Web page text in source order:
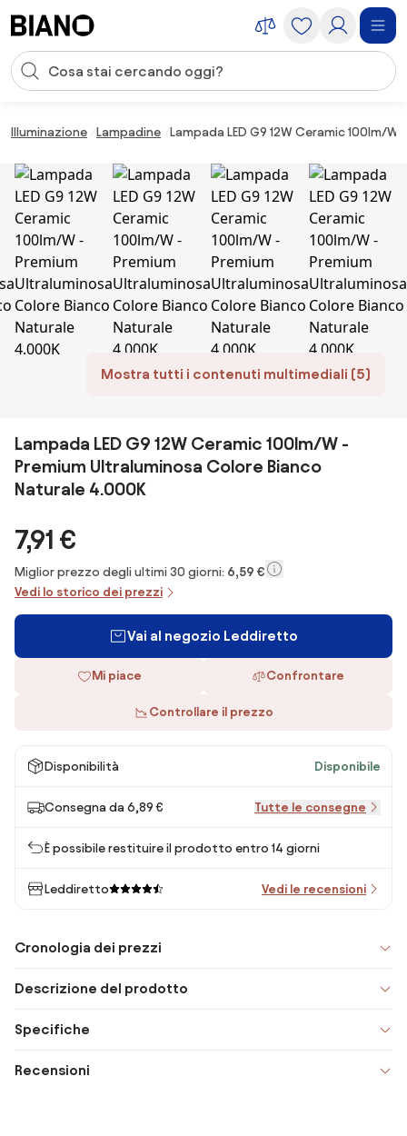
Input della ricerca
Illuminazione Lampadine Lampada LED G9 12W Ceramic 100lm/
Mostra tutti i contenuti multimediali (5)
Lampada LED G9 12W Ceramic 100lm/W -
Premium Ultraluminosa Colore Bianco
Naturale 4.000K
7,91 €
Miglior prezzo degli ultimi 30 giorni: 6,59 €
Vedi lo storico dei prezzi
Vai al negozio Leddiretto
Mi piace Confrontare
Controllare il prezzo
Disponibilità Disponibile
Consegna da 6,89 € Tutte le consegne
È possibile restituire il prodotto entro 14 giorni
Leddiretto Vedi le recensioni
Cronologia dei prezzi
Descrizione del prodotto
Specifiche
Recensioni